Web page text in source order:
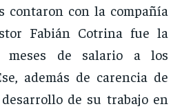
contaron con la compañía
Fabián Cotrina fue la
meses de salario a los
además de carencia de
de su trabajo en